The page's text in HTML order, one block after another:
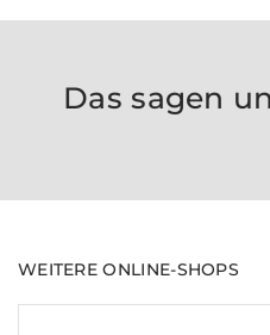
Das sagen
WEITERE ONLINE-SHOPS